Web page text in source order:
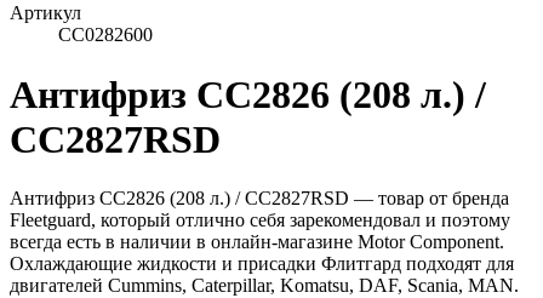
Артикул
CC0282600
Антифриз CC2826 (208 л.) /
CC2827RSD
Антифриз CC2826 (208 л.) / CC2827RSD — товар от бренда
Fleetguard, который отлично себя зарекомендовал и поэтому
всегда есть в наличии в онлайн-магазине Motor Component.
Охлаждающие жидкости и присадки Флитгард подходят для
двигателей Cummins, Caterpillar, Komatsu, DAF, Scania, MAN.